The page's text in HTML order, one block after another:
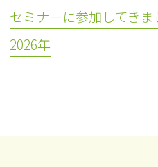
セミナーに参加してきま
2026年